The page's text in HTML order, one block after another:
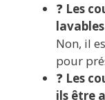
❓ Les
Non, il
pour
❓ Les
ils être